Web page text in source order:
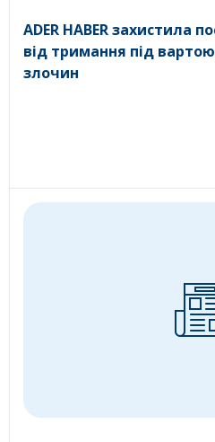
ADER HABER захистила
від тримання під
злочин